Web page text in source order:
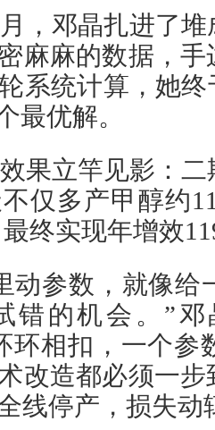
，邓晶扎进了
麻麻的数据，
系统计算，她
最优解。
果立竿见影：
仅多产甲醇约
终实现年增效
动参数，就像给
错的机会。”
环相扣，一个参
改造都必须一
线停产，损失动